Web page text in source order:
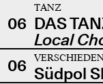
06
TANZ
DAS
Local
06 Südpol